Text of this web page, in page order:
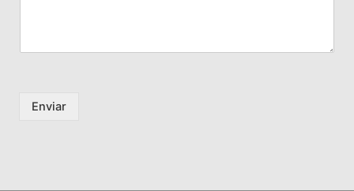
Enviar